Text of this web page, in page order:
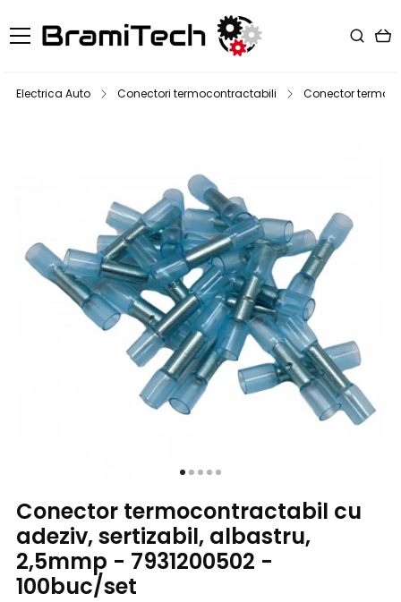
Electrica Auto Conectori termocontractabili Conector
Conector termocontractabil cu
adeziv, sertizabil, albastru,
2,5mmp - 7931200502 -
100buc/set